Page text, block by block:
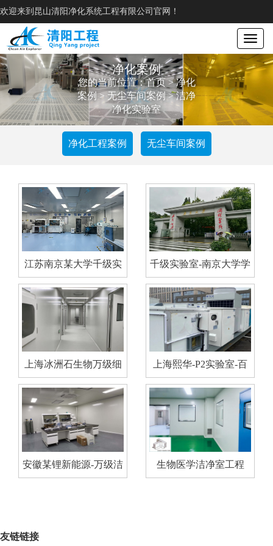
欢迎来到昆山清阳净化系统工程有限公司官网！
Toggle
净化案例
您的当前位置：首页>净化
案例> 无尘车间案例>洁净
净化实验室
净化工程案例 无尘车间案例
江苏南京某大学千级实
验室无尘车间项目
千级实验室-南京大学学
校实验室项目
上海冰洲石生物万级细
胞房净化工程
上海熙华-P2实验室-百
级净化实验室工程
安徽某锂新能源-万级洁
净净化实验室工程
生物医学洁净室工程
友链链接